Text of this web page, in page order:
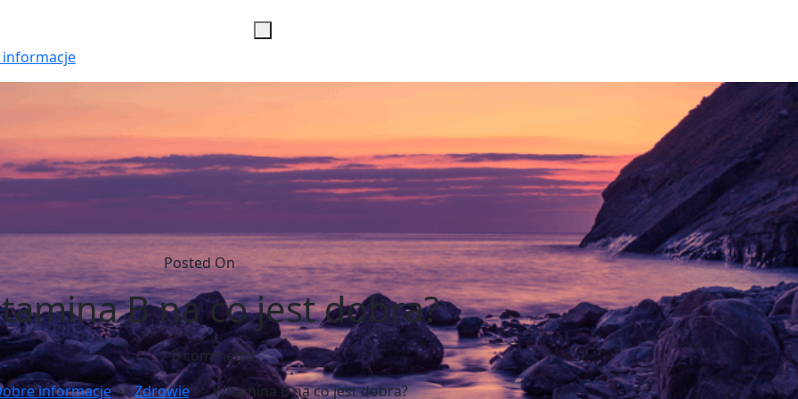
Posted On
B na co jest dobra?
0 comments
informacje>>Zdrowie>> Witamina B na co jest dobra?